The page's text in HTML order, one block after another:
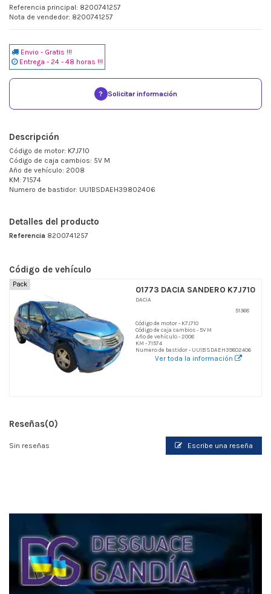
Referencia principal: 8200741257
Nota de vendedor: 8200741257
Envio - Gratis !!!
Entrega - 24 - 48 horas !!!
? Solicitar información
Descripción
Código de motor: K7J710
Código de caja cambios: 5V M
Año de vehículo: 2008
KM: 71574
Numero de bastidor: UU1BSDAEH39802406
Detalles del producto
Referencia 8200741257
Código de vehículo
Pack
01773 DACIA SANDERO K7J710
DACIA
51368
Código de motor - K7J710
Código de caja cambios - 5V M
Año de vehículo - 2008
KM - 71574
Numero de bastidor - UU1BSDAEH39802406
Ver toda la información
Reseñas(0)
Sin reseñas Escribe una reseña